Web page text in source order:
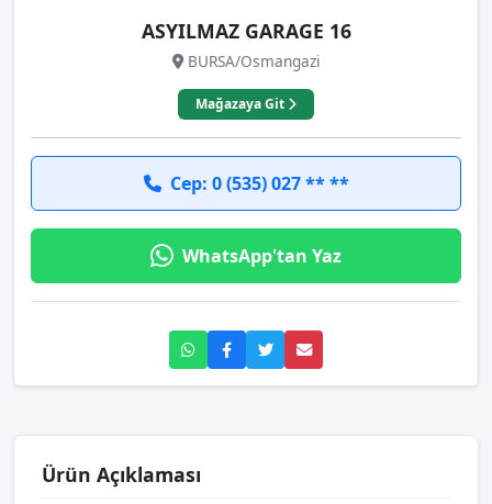
ASYILMAZ GARAGE 16
BURSA/Osmangazi
Mağazaya Git
Cep: 0 (535) 027 ** **
WhatsApp'tan Yaz
Ürün Açıklaması